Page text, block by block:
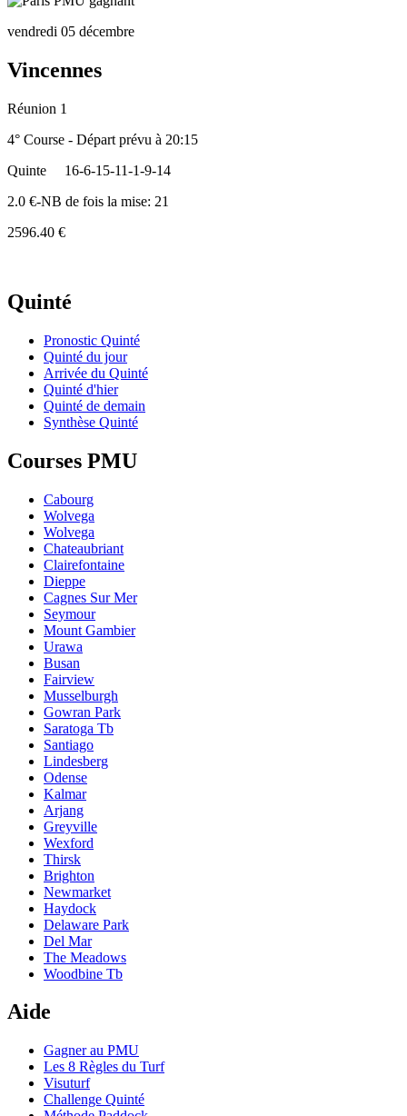
vendredi 05 décembre
Vincennes
Réunion 1
4° Course - Départ prévu à 20:15
Quinte
16-6-15-11-1-9-14
2.0 €-NB de fois la mise: 21
2596.40 €
Quinté
Pronostic Quinté
Quinté du jour
Arrivée du Quinté
Quinté d'hier
Quinté de demain
Synthèse Quinté
Courses PMU
Cabourg
Wolvega
Wolvega
Chateaubriant
Clairefontaine
Dieppe
Cagnes Sur Mer
Seymour
Mount Gambier
Urawa
Busan
Fairview
Musselburgh
Gowran Park
Saratoga Tb
Santiago
Lindesberg
Odense
Kalmar
Arjang
Greyville
Wexford
Thirsk
Brighton
Newmarket
Haydock
Delaware Park
Del Mar
The Meadows
Woodbine Tb
Aide
Gagner au PMU
Les 8 Règles du Turf
Visuturf
Challenge Quinté